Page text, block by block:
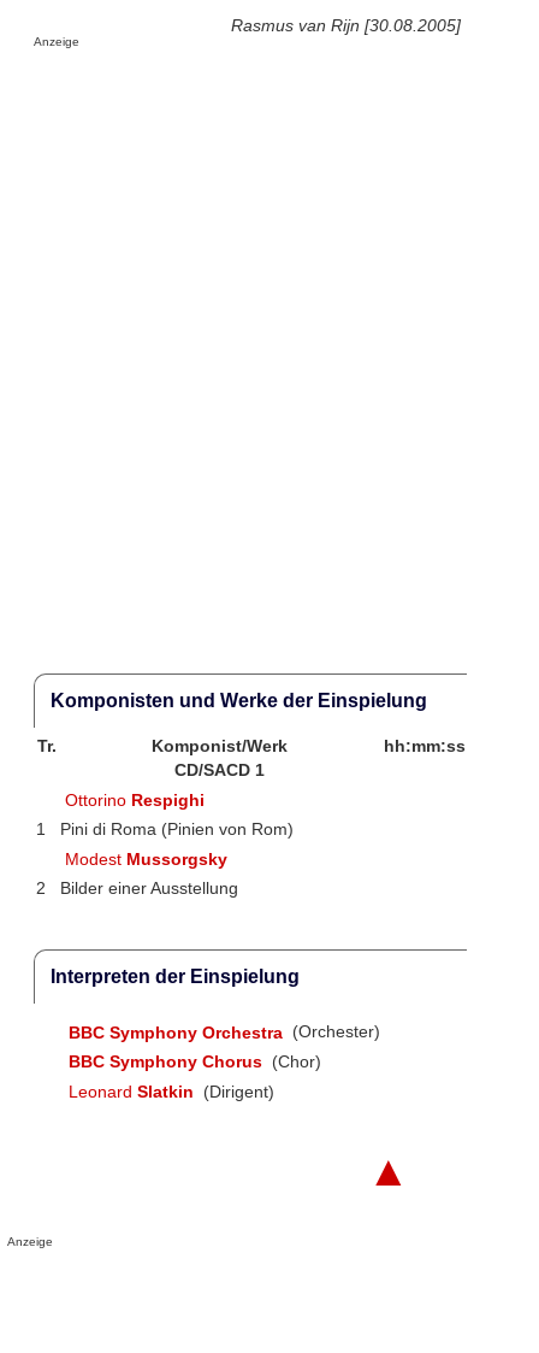
Rasmus van Rijn [30.08.2005]
Anzeige
Komponisten und Werke der Einspielung
Tr. Komponist/Werk
hh:mm:ss
CD/SACD 1
Ottorino Respighi
1
Pini di Roma (Pinien von Rom)
Modest Mussorgsky
2
Bilder einer Ausstellung
Interpreten der Einspielung
BBC Symphony Orchestra (Orchester)
BBC Symphony Chorus (Chor)
Leonard Slatkin (Dirigent)
▲
Anzeige